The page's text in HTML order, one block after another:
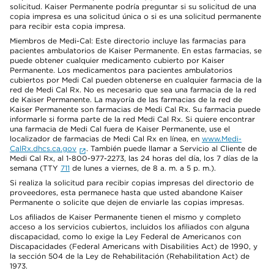
solicitud. Kaiser Permanente podría preguntar si su solicitud de una
copia impresa es una solicitud única o si es una solicitud permanente
para recibir esta copia impresa.
Miembros de Medi-Cal: Este directorio incluye las farmacias para
pacientes ambulatorios de Kaiser Permanente. En estas farmacias, se
puede obtener cualquier medicamento cubierto por Kaiser
Permanente. Los medicamentos para pacientes ambulatorios
cubiertos por Medi Cal pueden obtenerse en cualquier farmacia de la
red de Medi Cal Rx. No es necesario que sea una farmacia de la red
de Kaiser Permanente. La mayoría de las farmacias de la red de
Kaiser Permanente son farmacias de Medi Cal Rx. Su farmacia puede
informarle si forma parte de la red Medi Cal Rx. Si quiere encontrar
una farmacia de Medi Cal fuera de Kaiser Permanente, use el
localizador de farmacias de Medi Cal Rx en línea, en www.Medi-
CalRx.dhcs.ca.gov
. También puede llamar a Servicio al Cliente de
Medi Cal Rx, al 1-800-977-2273, las 24 horas del día, los 7 días de la
semana (TTY 711 de lunes a viernes, de 8 a. m. a 5 p. m.).
Si realiza la solicitud para recibir copias impresas del directorio de
proveedores, esta permanece hasta que usted abandone Kaiser
Permanente o solicite que dejen de enviarle las copias impresas.
Los afiliados de Kaiser Permanente tienen el mismo y completo
acceso a los servicios cubiertos, incluidos los afiliados con alguna
discapacidad, como lo exige la Ley Federal de Americanos con
Discapacidades (Federal Americans with Disabilities Act) de 1990, y
la sección 504 de la Ley de Rehabilitación (Rehabilitation Act) de
1973.